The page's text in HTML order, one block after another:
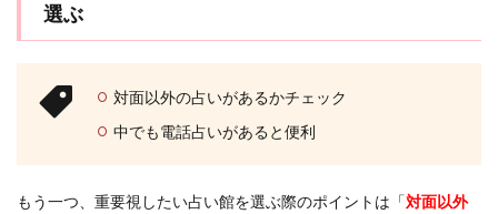
選ぶ
対面以外の占いがあるかチェック
中でも電話占いがあると便利
もう一つ、重要視したい占い館を選ぶ際のポイントは「対面以外